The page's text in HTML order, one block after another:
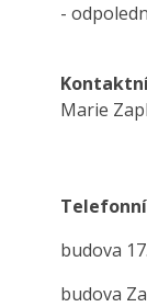
-
Marie
budova
budova